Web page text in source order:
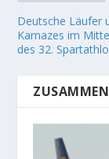
Deutsche Läufer
Karnazes im
des 32.